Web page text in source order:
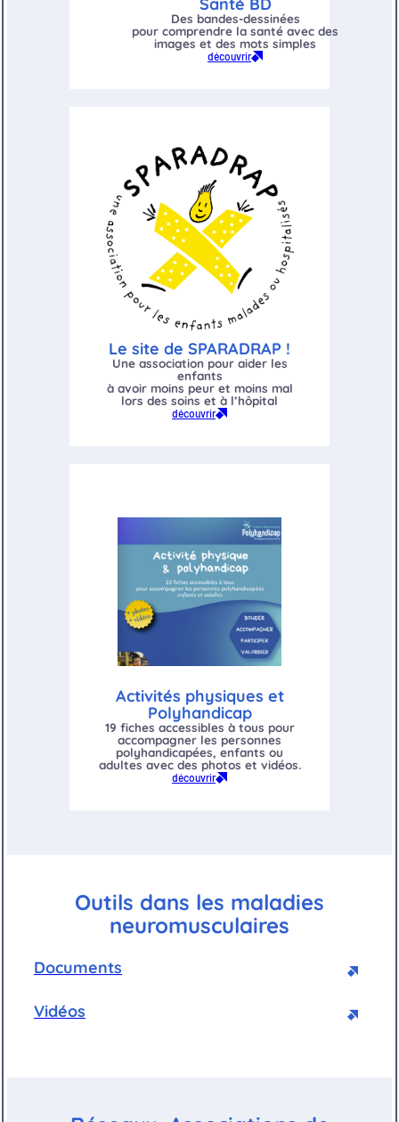
Santé BD
Des bandes-dessinées
pour comprendre la santé avec des
images et des mots simples
découvrir
Le site de SPARADRAP !
Une association pour aider les
enfants
à avoir moins peur et moins mal
lors des soins et à l’hôpital
découvrir
Activités physiques et
Polyhandicap
19 fiches accessibles à tous pour
accompagner les personnes
polyhandicapées, enfants ou
adultes avec des photos et vidéos.
découvrir
Outils dans les maladies
neuromusculaires
Documents
Vidéos